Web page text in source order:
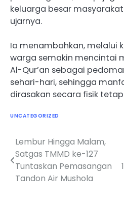
keluarga besar masyarakat
ujarnya.
Ia menambahkan, melalui
warga semakin mencintai
Al-Qur’an sebagai
sehari-hari, sehingga
dirasakan secara fisik
UNCATEGORIZED
Navigasi
pos
Lembur Hingga Malam,
Satgas TMMD ke-127
Tuntaskan Pemasangan
Tandon Air Mushola